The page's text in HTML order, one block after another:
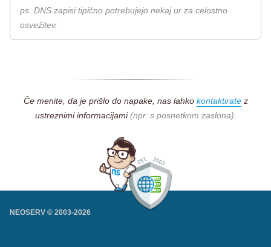
ps. DNS zapisi tipično potrebujejo nekaj ur za celostno
osvežitev.
Če menite, da je prišlo do napake, nas lahko kontaktiratez
ustreznimi informacijami(npr. s posnetkom zaslona)
NEOSERV © 2003-2026